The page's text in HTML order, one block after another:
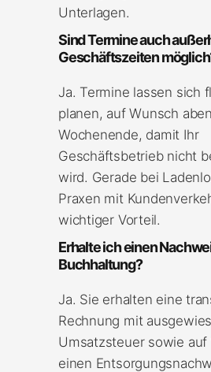
Unterlagen.
Sind Termine auch
Geschäftszeiten
Ja. Termine lassen sich
planen, auf Wunsch
Wochenende, damit Ihr
Geschäftsbetrieb nicht
wird. Gerade bei
Praxen mit
wichtiger Vorteil.
Erhalte ich einen
Buchhaltung?
Ja. Sie erhalten eine
Rechnung mit
Umsatzsteuer sowie auf
einen